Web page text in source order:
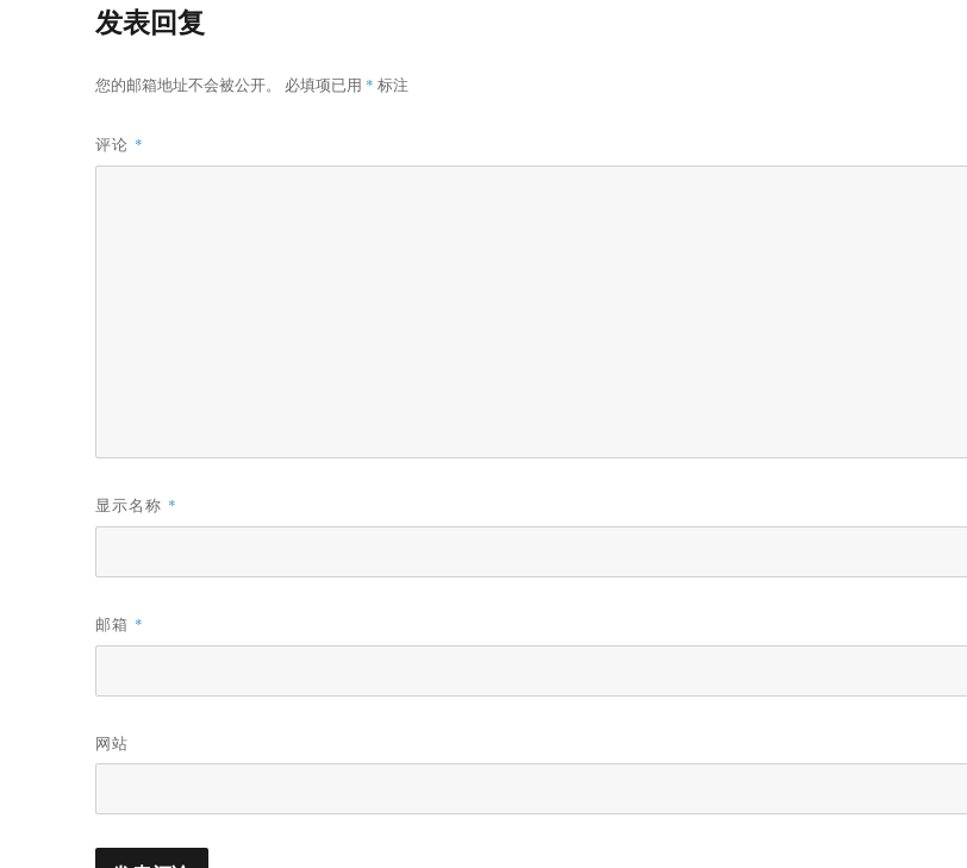
发表回复
您的邮箱地址不会被公开。 必填项已用 * 标注
评论 *
显示名称 *
邮箱 *
网站